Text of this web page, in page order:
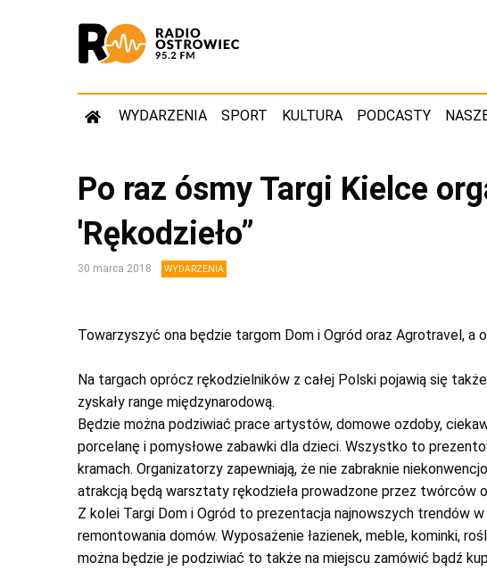
WYDARZENIA SPORT KULTURA PODCASTY
Po raz ósmy Targi Kielce
'Rękodzieło”
30 marca 2018 WYDARZENIA
Towarzyszyć ona będzie targom Dom i Ogród oraz Agrotravel, a
Na targach oprócz rękodzielników z całej Polski pojawią się
zyskały range międzynarodową.
Będzie można podziwiać prace artystów, domowe ozdoby,
porcelanę i pomysłowe zabawki dla dzieci. Wszystko to
kramach. Organizatorzy zapewniają, że nie zabraknie
atrakcją będą warsztaty rękodzieła prowadzone przez twórców
Z kolei Targi Dom i Ogród to prezentacja najnowszych trendów
remontowania domów. Wyposażenie łazienek, meble, kominki,
można będzie je podziwiać to także na miejscu zamówić bądź